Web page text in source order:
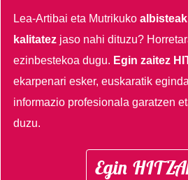
irakurri
Lea-Artibai eta Mutrikuko
kalitatez jaso nahi dituzu?
ezinbestekoa dugu. Egin zaitez
ekarpenari esker, euskaratik
informazio profesionala garatzen
duzu.
Egin